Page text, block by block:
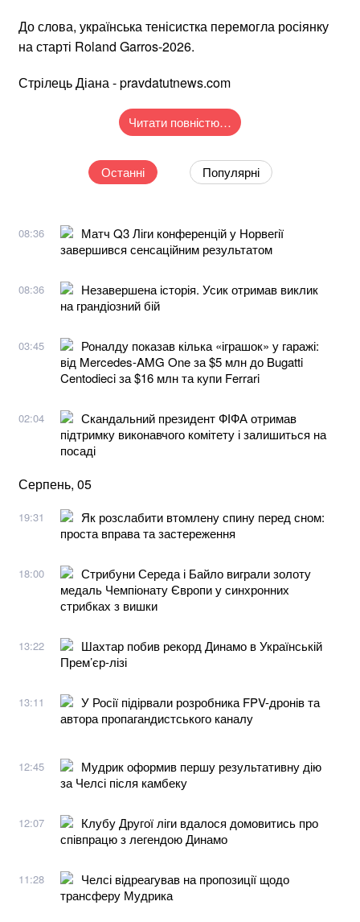
До слова, українська тенісистка перемогла росіянку
на старті Roland Garros-2026.
Стрілець Діана - pravdatutnews.com
Читати повністю…
Останні Популярні
08:36
Матч Q3 Ліги конференцій у Норвегії
завершився сенсаційним результатом
08:36
Незавершена історія. Усик отримав виклик
на грандіозний бій
03:45
Роналду показав кілька «іграшок» у гаражі:
від Mercedes-AMG One за $5 млн до Bugatti
Centodieci за $16 млн та купи Ferrari
02:04
Скандальний президент ФІФА отримав
підтримку виконавчого комітету і залишиться на
посаді
Серпень, 05
19:31
Як розслабити втомлену спину перед сном:
проста вправа та застереження
18:00
Стрибуни Середа і Байло виграли золоту
медаль Чемпіонату Європи у синхронних
стрибках з вишки
13:22
Шахтар побив рекорд Динамо в Українській
Прем’єр-лізі
13:11
У Росії підірвали розробника FPV-дронів та
автора пропагандистського каналу
12:45
Мудрик оформив першу результативну дію
за Челсі після камбеку
12:07
Клубу Другої ліги вдалося домовитись про
співпрацю з легендою Динамо
11:28
Челсі відреагував на пропозиції щодо
трансферу Мудрика